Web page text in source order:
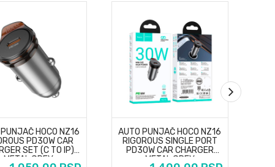
HOCO NZ16
PD30W CAR
SET (C TO IP)
METAL GREY
AUTO PUNJAČ HOCO NZ16
RIGOROUS SINGLE PORT
PD30W CAR CHARGER
METAL GREY